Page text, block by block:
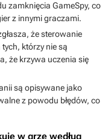
zamknięcia GameSpy, co
z innymi graczami.
że sterowanie
którzy nie są
że krzywa uczenia się
są opisywane jako
z powodu błędów, co
w grze według